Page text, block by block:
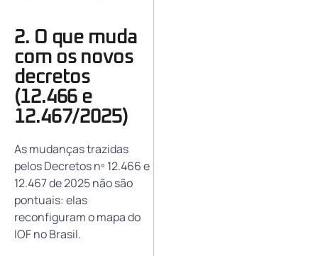
2. O que muda
com os novos
decretos
(12.466 e
12.467/2025)
As mudanças trazidas
pelos Decretos nº 12.466 e
12.467 de 2025 não são
pontuais: elas
reconfiguram o mapa do
IOF no Brasil.